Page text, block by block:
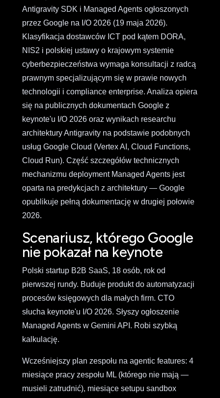
Antigravity SDK i Managed Agents ogłoszonych
przez Google na I/O 2026 (19 maja 2026).
Klasyfikacja dostawców ICT pod kątem DORA,
NIS2 i polskiej ustawy o krajowym systemie
cyberbezpieczeństwa wymaga konsultacji z radcą
prawnym specjalizującym się w prawie nowych
technologii i compliance enterprise. Analiza opiera
się na publicznych dokumentach Google z
keynote'u I/O 2026 oraz wynikach researchu
architektury Antigravity na podstawie podobnych
usług Google Cloud (Vertex AI, Cloud Functions,
Cloud Run). Część szczegółów technicznych
mechanizmu deployment Managed Agents jest
oparta na predykcjach z architektury — Google
opublikuje pełną dokumentację w drugiej połowie
2026.
Scenariusz, którego Google
nie pokazał na keynote
Polski startup B2B SaaS, 18 osób, rok od
pierwszej rundy. Buduje produkt do automatyzacji
procesów księgowych dla małych firm. CTO
słucha keynote'u I/O 2026. Słyszy ogłoszenie
Managed Agents w Gemini API. Robi szybką
kalkulację.
Wcześniejszy plan zespołu na agentic features: 4
miesiące pracy zespołu ML (którego nie mają —
musieli zatrudnić), miesiące setupu sandbox